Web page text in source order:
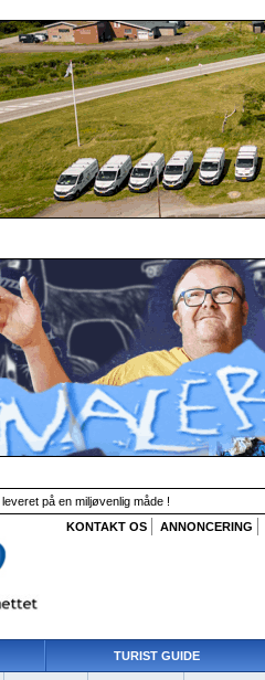
på en miljøvenlig måde !
KONTAKT OS
ANNONCERING
TURIST GUIDE